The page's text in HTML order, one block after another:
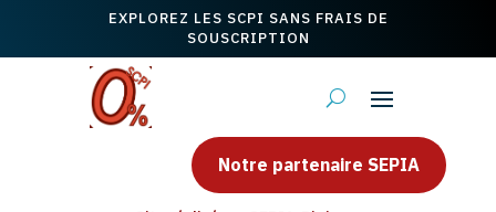
EXPLOREZ LES SCPI SANS FRAIS DE
SOUSCRIPTION
Notre partenaire SEPIA